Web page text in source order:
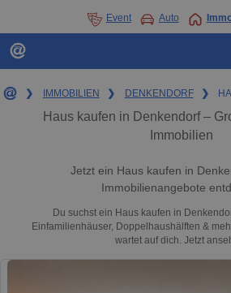
Event Auto
❯ IMMOBILIEN ❯ DENKENDORF ❯
Haus kaufen in Denkendorf –
Immobilien
Jetzt ein Haus kaufen in
Immobilienangebote
Du suchst ein Haus kaufen in
Einfamilienhäuser, Doppelhaushälften &
wartet auf dich. Jetzt